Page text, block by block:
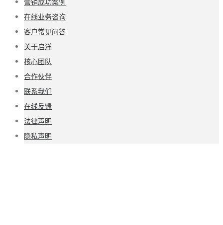
在线业务咨询
客户常见问答
关于启洋
核心团队
合作伙伴
联系我们
在线反馈
法律声明
隐私声明